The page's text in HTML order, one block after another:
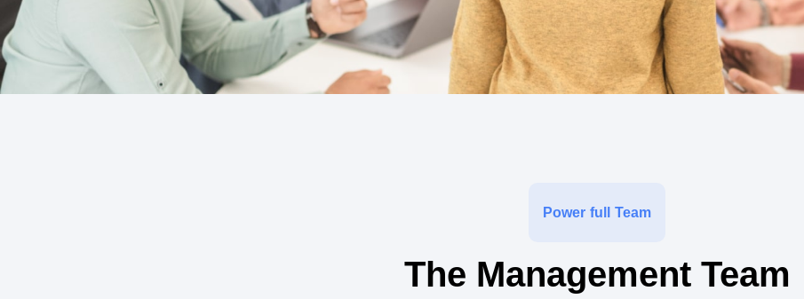
Power full Team
The Management Team